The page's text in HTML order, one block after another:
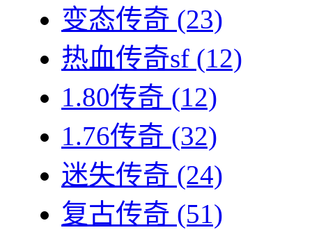
变态传奇 (23)
热血传奇sf (12)
1.80传奇 (12)
1.76传奇 (32)
迷失传奇 (24)
复古传奇 (51)